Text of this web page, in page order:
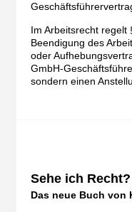
Im Arbeitsrecht regelt
Beendigung des
oder
GmbH-
sondern einen
Sehe ich Recht?
Das neue Buch von